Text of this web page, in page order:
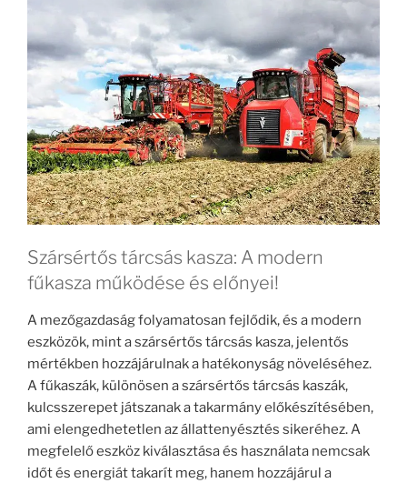
Szársértős tárcsás kasza: A modern
fűkasza működése és előnyei!
A mezőgazdaság folyamatosan fejlődik, és a modern
eszközök, mint a szársértős tárcsás kasza, jelentős
mértékben hozzájárulnak a hatékonyság növeléséhez.
A fűkaszák, különösen a szársértős tárcsás kaszák,
kulcsszerepet játszanak a takarmány előkészítésében,
ami elengedhetetlen az állattenyésztés sikeréhez. A
megfelelő eszköz kiválasztása és használata nemcsak
időt és energiát takarít meg, hanem hozzájárul a